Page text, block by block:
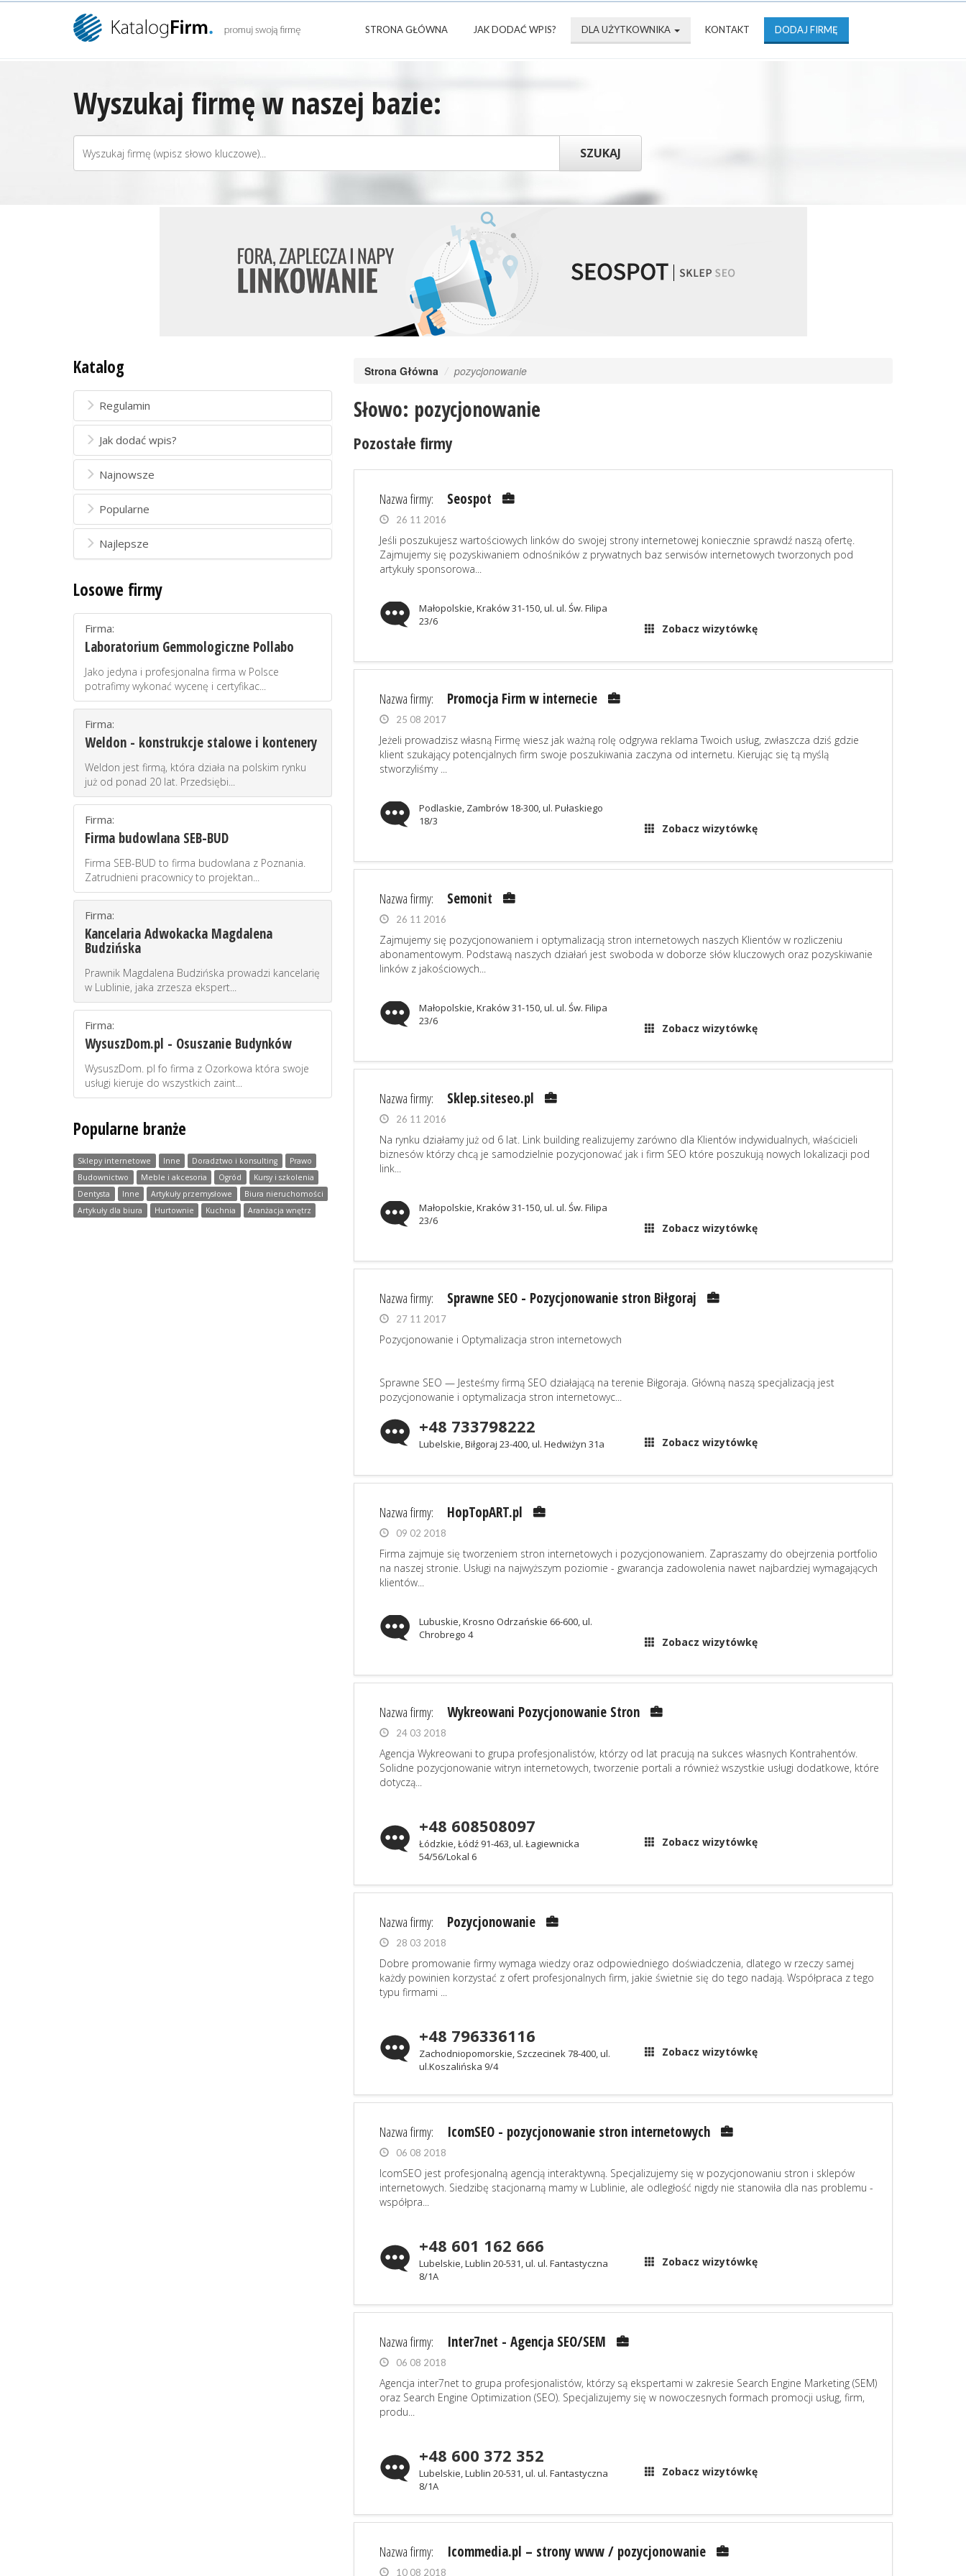
STRONA GŁÓWNA JAK DODAĆ WPIS? DLA UŻYTKOWNIKA KONTAKT DODAJ FIRMĘ
Wyszukaj firmę w naszej bazie:
Katalog
Regulamin
Jak dodać wpis?
Najnowsze
Popularne
Najlepsze
Losowe firmy
Firma:
Laboratorium Gemmologiczne Pollabo
Jako jedyna i profesjonalna firma w Polsce
potrafimy wykonać wycenę i certyfikac...
Firma:
Weldon - konstrukcje stalowe i kontenery
Weldon jest firmą, która działa na polskim rynku
już od ponad 20 lat. Przedsiębi...
Firma:
Firma budowlana SEB-BUD
Firma SEB-BUD to firma budowlana z Poznania.
Zatrudnieni pracownicy to projektan...
Firma:
Kancelaria Adwokacka Magdalena
Budzińska
Prawnik Magdalena Budzińska prowadzi kancelarię
w Lublinie, jaka zrzesza ekspert...
Firma:
WysuszDom.pl - Osuszanie Budynków
WysuszDom. pl fo firma z Ozorkowa która swoje
usługi kieruje do wszystkich zaint...
Popularne branże
Sklepy internetowe Inne Doradztwo i konsulting
Prawo
Budownictwo
Meble i akcesoria Ogród
Kursy i szkolenia
Dentysta
Inne Artykuły przemysłowe
Biura nieruchomości
Artykuły dla biura
Hurtownie Kuchnia Aranżacja wnętrz
Strona Główna pozycjonowanie
Słowo: pozycjonowanie
Pozostałe firmy
Nazwa firmy: Seospot
26 11 2016
Jeśli poszukujesz wartościowych linków do swojej strony internetowej koniecznie sprawdź naszą ofertę.
Zajmujemy się pozyskiwaniem odnośników z prywatnych baz serwisów internetowych tworzonych pod
artykuły sponsorowa...
Małopolskie, Kraków 31-150, ul. ul. Św. Filipa
23/6
Zobacz wizytówkę
Nazwa firmy: Promocja Firm w internecie
25 08 2017
Jeżeli prowadzisz własną Firmę wiesz jak ważną rolę odgrywa reklama Twoich usług, zwłaszcza dziś gdzie
klient szukający potencjalnych firm swoje poszukiwania zaczyna od internetu. Kierując się tą myślą
stworzyliśmy ...
Podlaskie, Zambrów 18-300, ul. Pułaskiego
18/3
Zobacz wizytówkę
Nazwa firmy: Semonit
26 11 2016
Zajmujemy się pozycjonowaniem i optymalizacją stron internetowych naszych Klientów w rozliczeniu
abonamentowym. Podstawą naszych działań jest swoboda w doborze słów kluczowych oraz pozyskiwanie
linków z jakościowych...
Małopolskie, Kraków 31-150, ul. ul. Św. Filipa
23/6
Zobacz wizytówkę
Nazwa firmy: Sklep.siteseo.pl
26 11 2016
Na rynku działamy już od 6 lat. Link building realizujemy zarówno dla Klientów indywidualnych, właścicieli
biznesów którzy chcą je samodzielnie pozycjonować jak i firm SEO które poszukują nowych lokalizacji pod
link...
Małopolskie, Kraków 31-150, ul. ul. Św. Filipa
23/6
Zobacz wizytówkę
Nazwa firmy: Sprawne SEO - Pozycjonowanie stron Biłgoraj
27 11 2017
Pozycjonowanie i Optymalizacja stron internetowych
Sprawne SEO — Jesteśmy firmą SEO działającą na terenie Biłgoraja. Główną naszą specjalizacją jest
pozycjonowanie i optymalizacja stron internetowyc...
+48 733798222
Lubelskie, Biłgoraj 23-400, ul. Hedwiżyn 31a Zobacz wizytówkę
Nazwa firmy: HopTopART.pl
09 02 2018
Firma zajmuje się tworzeniem stron internetowych i pozycjonowaniem. Zapraszamy do obejrzenia portfolio
na naszej stronie. Usługi na najwyższym poziomie - gwarancja zadowolenia nawet najbardziej wymagających
klientów...
Lubuskie, Krosno Odrzańskie 66-600, ul.
Chrobrego 4
Zobacz wizytówkę
Nazwa firmy: Wykreowani Pozycjonowanie Stron
24 03 2018
Agencja Wykreowani to grupa profesjonalistów, którzy od lat pracują na sukces własnych Kontrahentów.
Solidne pozycjonowanie witryn internetowych, tworzenie portali a również wszystkie usługi dodatkowe, które
dotyczą...
+48 608508097
Łódzkie, Łódź 91-463, ul. Łagiewnicka
54/56/Lokal 6
Zobacz wizytówkę
Nazwa firmy: Pozycjonowanie
28 03 2018
Dobre promowanie firmy wymaga wiedzy oraz odpowiedniego doświadczenia, dlatego w rzeczy samej
każdy powinien korzystać z ofert profesjonalnych firm, jakie świetnie się do tego nadają. Współpraca z tego
typu firmami ...
+48 796336116
Zachodniopomorskie, Szczecinek 78-400, ul.
ul.Koszalińska 9/4
Zobacz wizytówkę
Nazwa firmy: IcomSEO - pozycjonowanie stron internetowych
06 08 2018
IcomSEO jest profesjonalną agencją interaktywną. Specjalizujemy się w pozycjonowaniu stron i sklepów
internetowych. Siedzibę stacjonarną mamy w Lublinie, ale odległość nigdy nie stanowiła dla nas problemu -
współpra...
+48 601 162 666
Lubelskie, Lublin 20-531, ul. ul. Fantastyczna
8/1A
Zobacz wizytówkę
Nazwa firmy: Inter7net - Agencja SEO/SEM
06 08 2018
Agencja inter7net to grupa profesjonalistów, którzy są ekspertami w zakresie Search Engine Marketing (SEM)
oraz Search Engine Optimization (SEO). Specjalizujemy się w nowoczesnych formach promocji usług, firm,
produ...
+48 600 372 352
Lubelskie, Lublin 20-531, ul. ul. Fantastyczna
8/1A
Zobacz wizytówkę
Nazwa firmy: Icommedia.pl – strony www / pozycjonowanie
10 08 2018